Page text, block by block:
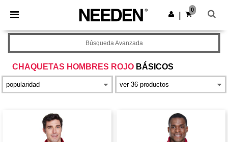
× App de Needen
¡Mejores precios en app!
Descargar app
0
CHAQUETAS HOMBRES ROJO BÁSICOS
Búsqueda Avanzada